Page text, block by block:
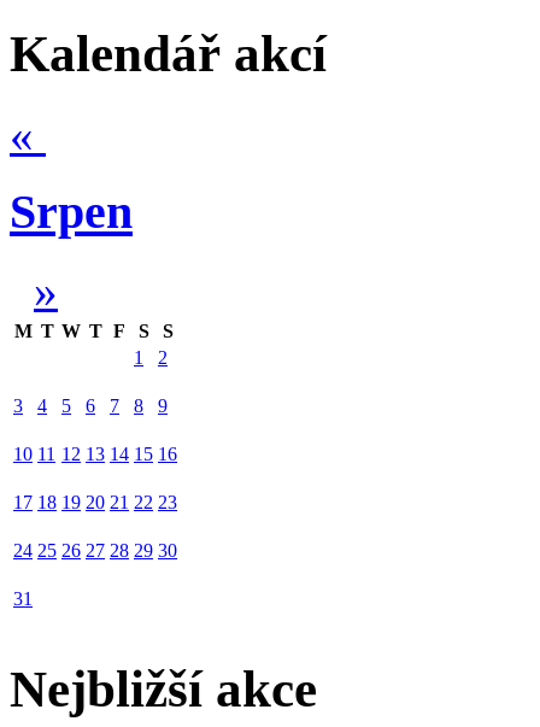
Kalendář akcí
«
Srpen
»
M T W T F S
S
1
2
3 4 5 6 7 8 9
10 11 12 13 14 15 16
17 18 19 20 21 22 23
24 25 26 27 28 29 30
31
Nejbližší akce